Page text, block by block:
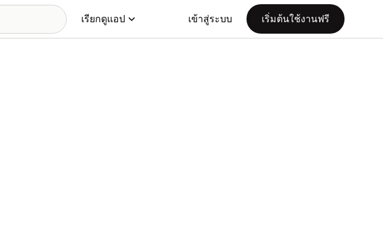
เรียกดูแอป เข้าสู่ระบบ เริ่มต้นใช้งานฟรี